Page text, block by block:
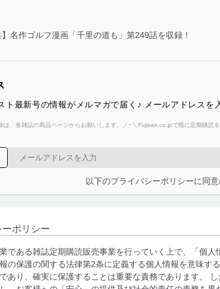
】名作ゴルフ漫画「千里の道も」第249話を収録！
ト最新号の情報がメルマガで届く♪ メールアドレスを
、各雑誌の商品ページからお願いします。／~＼Fujisan.co.jpで既に定期購読
以下のプライバシーポリシーに同
ポリシー
である雑誌定期購読販売事業を行っていく上で、「個
の保護の関する法律第2条に定義する個人情報を意味す
あり、確実に保護することは重要な責務であります。